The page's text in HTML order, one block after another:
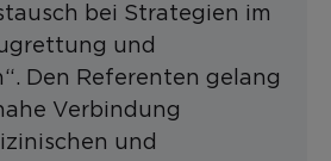
bei Strategien im
und
Den Referenten gelang
Verbindung
und